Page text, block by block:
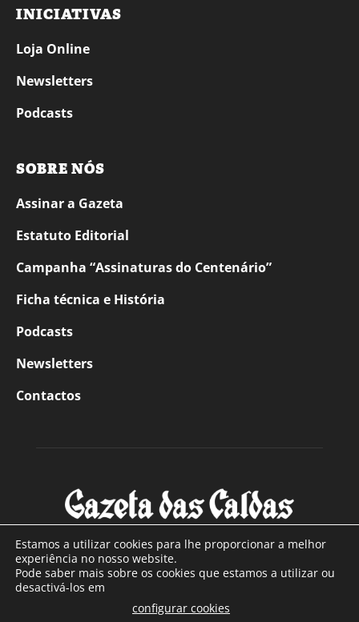
INICIATIVAS
Loja Online
Newsletters
Podcasts
SOBRE NÓS
Assinar a Gazeta
Estatuto Editorial
Campanha “Assinaturas do Centenário”
Ficha técnica e História
Podcasts
Newsletters
Contactos
SOBRE NÓS
Com sede nas Caldas da Rainha e mais de 90 anos de
Estamos a utilizar cookies para lhe proporcionar a melhor
experiência no nosso website.
Pode saber mais sobre os cookies que estamos a utilizar ou
desactivá-los em
configurar cookies